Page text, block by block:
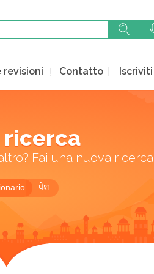
revisioni Contatto Iscriviti
ricerca
Fai una nuova ricerca
पेश